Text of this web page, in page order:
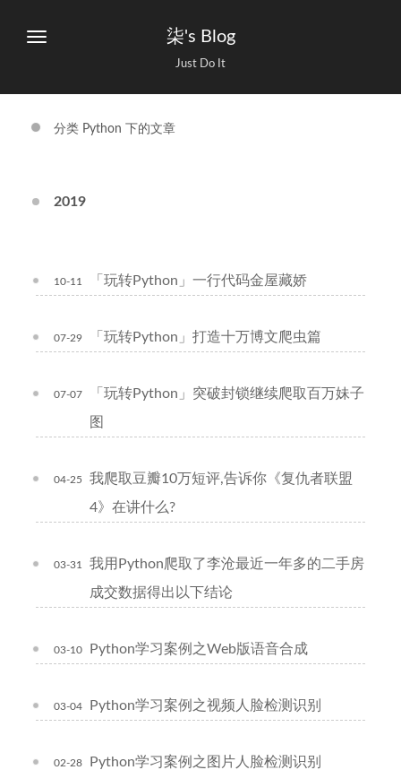
柒's Blog
Just Do It
分类 Python 下的文章
2019
「玩转Python」一行代码金屋藏娇
10-11
「玩转Python」打造十万博文爬虫篇
07-29
「玩转Python」突破封锁继续爬取百万妹子
图
07-07
我爬取豆瓣10万短评,告诉你《复仇者联盟
4》在讲什么?
04-25
我用Python爬取了李沧最近一年多的二手房
成交数据得出以下结论
03-31
Python学习案例之Web版语音合成
03-10
Python学习案例之视频人脸检测识别
03-04
Python学习案例之图片人脸检测识别
02-28